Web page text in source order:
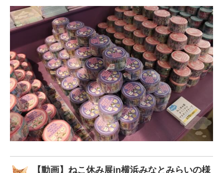
【動画】ねこ休み展in横浜みなとみらいの様